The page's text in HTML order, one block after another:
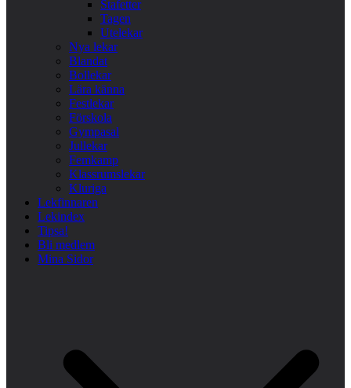
Stafetter
Tagen
Utelekar
Nya lekar
Blandat
Bollekar
Lära känna
Festlekar
Förskola
Gympasal
Jullekar
Femkamp
Klassrumslekar
Kluriga
Lekfinnaren
Lekindex
Tipsa!
Bli medlem
Mina Sidor